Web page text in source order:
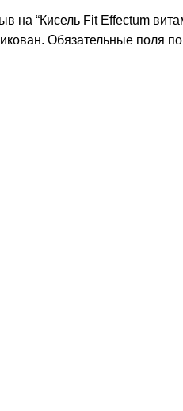
на “Кисель Fit Effectum
Обязательные поля